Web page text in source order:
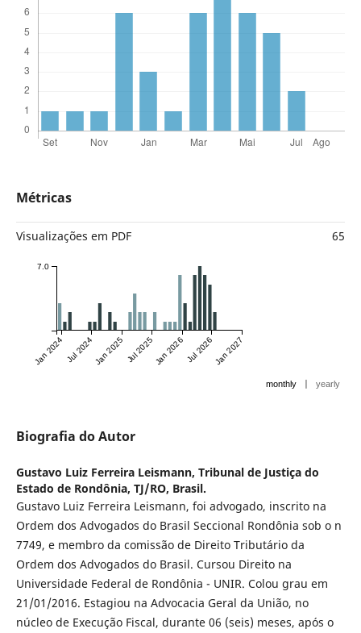
Métricas
Visualizações em PDF 65
Jan 2024Jul 2024Jan 2025Jul 2025Jan 2026Jul 2026Jan 2027
7.0
monthly | yearly
Biografia do Autor
Gustavo Luiz Ferreira Leismann, Tribunal de Justiça do
Estado de Rondônia, TJ/RO, Brasil.
Gustavo Luiz Ferreira Leismann, foi advogado, inscrito na
Ordem dos Advogados do Brasil Seccional Rondônia sob o n
7749, e membro da comissão de Direito Tributário da
Ordem dos Advogados do Brasil. Cursou Direito na
Universidade Federal de Rondônia - UNIR. Colou grau em
21/01/2016. Estagiou na Advocacia Geral da União, no
núcleo de Execução Fiscal, durante 06 (seis) meses, após o